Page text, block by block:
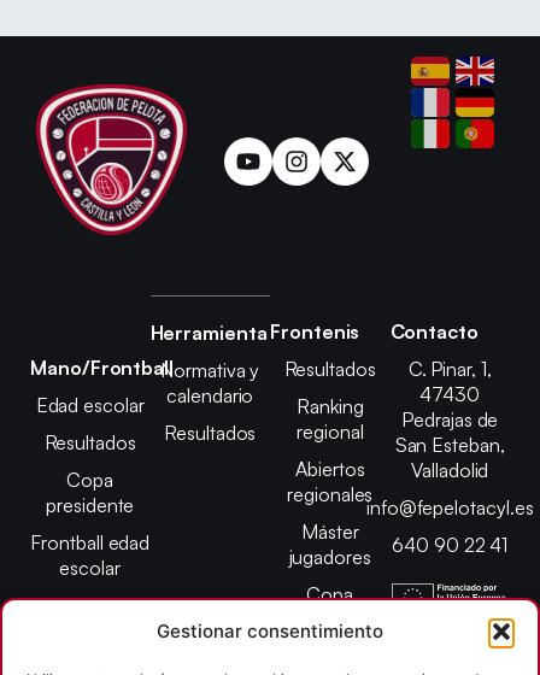
Gestionar consentimiento
Mano/Frontball
Edad escolar
Resultados
Copa
presidente
Frontball edad
escolar
Herramienta
Normativa y
calendario
Resultados
Frontenis
Resultados
Ranking
regional
Abiertos
regionales
Máster
jugadores
Copa
presidente
Contacto
C. Pinar, 1,
47430
Pedrajas de
San Esteban,
Valladolid
info@fepelotacyl.es
640 90 22 41